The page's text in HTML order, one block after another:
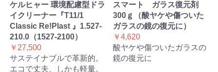
ケルヒャー 環境配慮型ドラ
イクリーナー『T11/1
Classic Re!Plast 』1.527-
210.0（1527-2100）
￥27,500
サステイナブルで革新的。
エコで丈夫、しかも軽量。
スマート ガラス復元剤
300ｇ（酸ヤケや傷ついた
ガラスの鏡の復元に）
￥4,620
酸ヤケや傷ついたガラスの
鏡の復元に